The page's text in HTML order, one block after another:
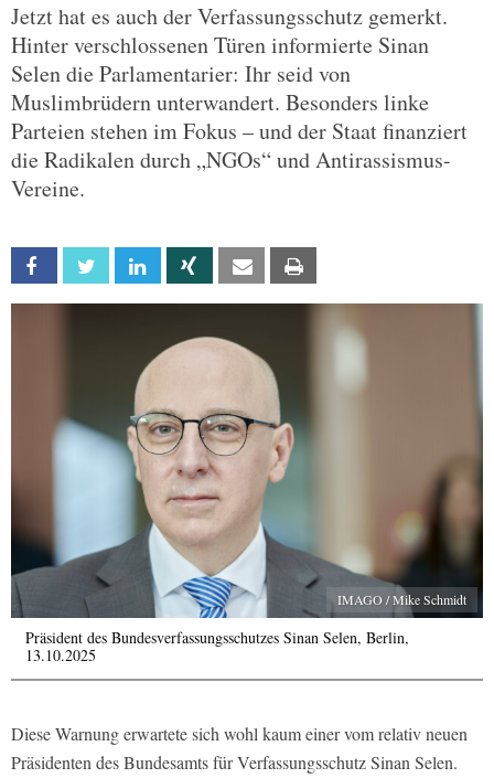
Jetzt hat es auch der Verfassungsschutz gemerkt.
Hinter verschlossenen Türen informierte Sinan
Selen die Parlamentarier: Ihr seid von
Muslimbrüdern unterwandert. Besonders linke
Parteien stehen im Fokus – und der Staat finanziert
die Radikalen durch „NGOs“ und Antirassismus-
Vereine.
Facebook Twitter Linkedin Xing Email
IMAGO / Mike Schmidt
Präsident des Bundesverfassungsschutzes Sinan Selen, Berlin,
13.10.2025
Diese Warnung erwartete sich wohl kaum einer vom relativ neuen
Präsidenten des Bundesamts für Verfassungsschutz Sinan Selen.